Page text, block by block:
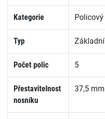
Kategorie Policový
Typ Základní
Počet polic 5
Přestavitelnost
nosníku
37,5 mm